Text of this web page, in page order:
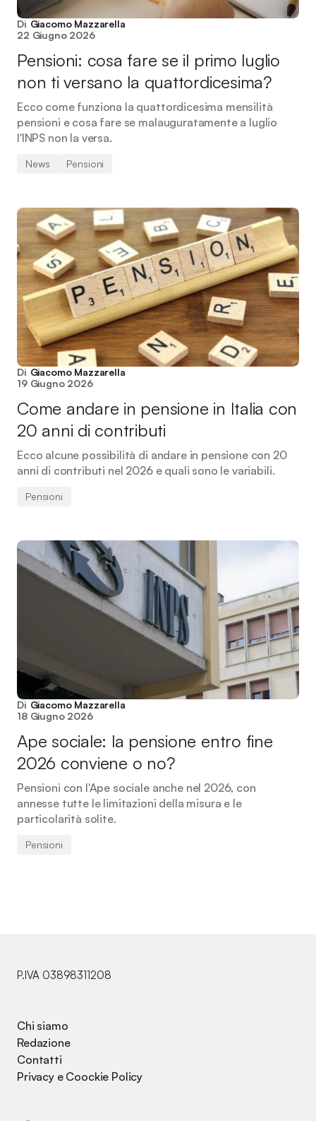
Di Giacomo Mazzarella
22 Giugno 2026
Pensioni: cosa fare se il primo luglio
non ti versano la quattordicesima?
Ecco come funziona la quattordicesima mensilità
pensioni e cosa fare se malauguratamente a luglio
l'INPS non la versa.
News Pensioni
Di Giacomo Mazzarella
19 Giugno 2026
Come andare in pensione in Italia con
20 anni di contributi
Ecco alcune possibilità di andare in pensione con 20
anni di contributi nel 2026 e quali sono le variabili.
Pensioni
Di Giacomo Mazzarella
18 Giugno 2026
Ape sociale: la pensione entro fine
2026 conviene o no?
Pensioni con l'Ape sociale anche nel 2026, con
annesse tutte le limitazioni della misura e le
particolarità solite.
Pensioni
P.IVA 03898311208
Chi siamo
Redazione
Contatti
Privacy e Coockie Policy